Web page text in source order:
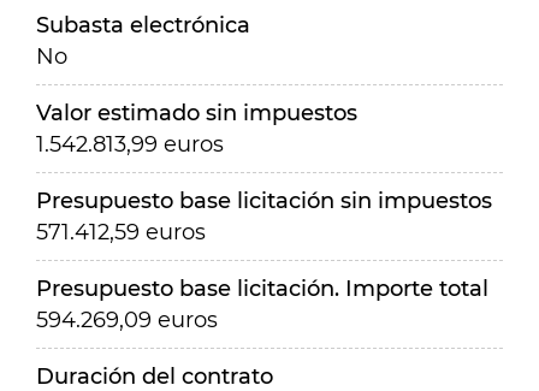
Subasta electrónica
No
Valor estimado sin impuestos
1.542.813,99 euros
Presupuesto base licitación sin impuestos
571.412,59 euros
Presupuesto base licitación. Importe total
594.269,09 euros
Duración del contrato